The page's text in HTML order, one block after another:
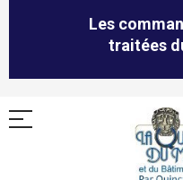
Les
traitées